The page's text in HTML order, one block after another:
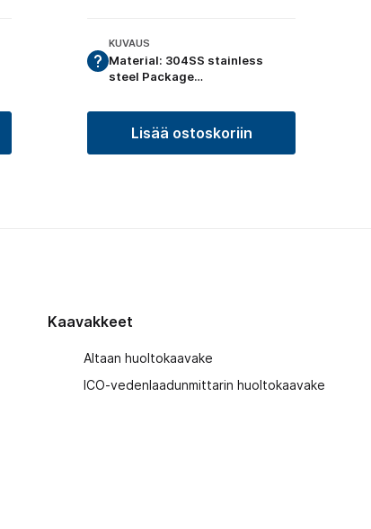
KUVAUS
Material: 304SS stainless
steel Package…
Lisää ostoskoriin
Kaavakkeet
Altaan huoltokaavake
ICO-vedenlaadunmittarin huoltokaavake